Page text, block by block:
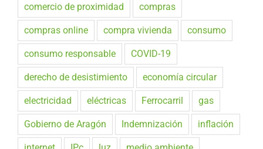
comercio de proximidad compras
compras online compra vivienda consumo
consumo responsable COVID-19
derecho de desistimiento economía circular
electricidad eléctricas Ferrocarril gas
Gobierno de Aragón Indemnización inflación